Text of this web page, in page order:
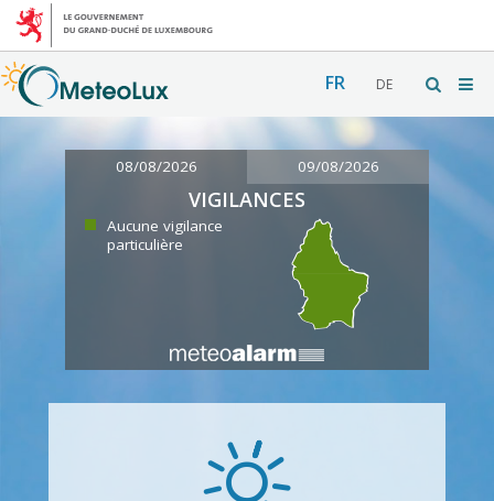
FR DE
08/08/2026 09/08/2026
VIGILANCES
Aucune vigilance
particulière